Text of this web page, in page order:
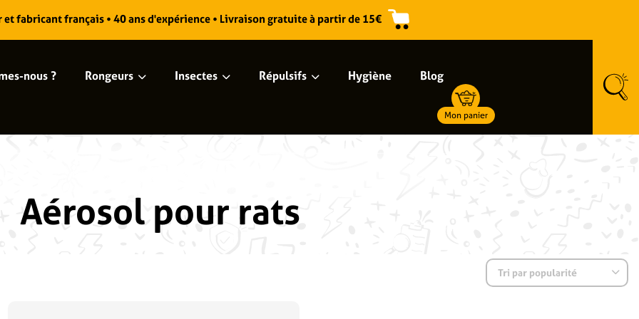
nous ? Rongeurs Insectes Répulsifs Hygiène Blog
Mon panier
Aérosol pour rats
fabricant français • 40 ans d'expérience • Livraison gratuite à partir de 15€